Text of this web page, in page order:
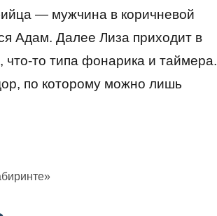
— мужчина в коричневой
Адам. Далее Лиза приходит в
что-то типа фонарика и таймера.
по которому можно лишь